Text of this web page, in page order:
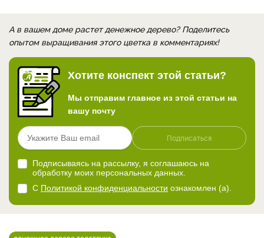
А в вашем доме растет денежное дерево? Поделитесь
опытом выращивания этого цветка в комментариях!
Хотите конспект этой статьи?
Мы отправим главное из этой статьи на
вашу почту
Подписаться
Подписываясь на рассылку, я соглашаюсь на
обработку моих персональных данных.
С Политикой конфиденциальности ознакомлен (а).